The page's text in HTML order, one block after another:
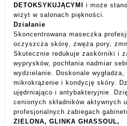
DETOKSYKUJĄCYMI
i może
wizyt w salonach piękności.
Działanie
Skoncentrowana maseczka
oczyszcza skórę, zwęża pory,
Skutecznie redukuje zaskórniki i
wyprysków, pochłania nadmiar
wydzielanie. Doskonale wygładza,
mikrokrążenie i kondycję skóry.
ujędrniająco i antybakteryjnie.
cenionych składników aktywnych
profesjonalnych zabiegach
ZIELONA, GLINKA GHASSOUL,